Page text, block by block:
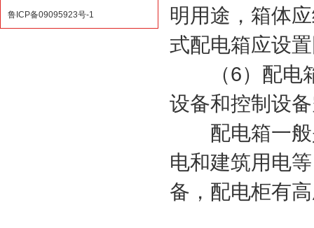
鲁ICP备09095923号-1
明用途，箱体
式配电箱应设
（6）配电箱
设备和控制设
配电箱一般
电和建筑用电
备，配电柜有